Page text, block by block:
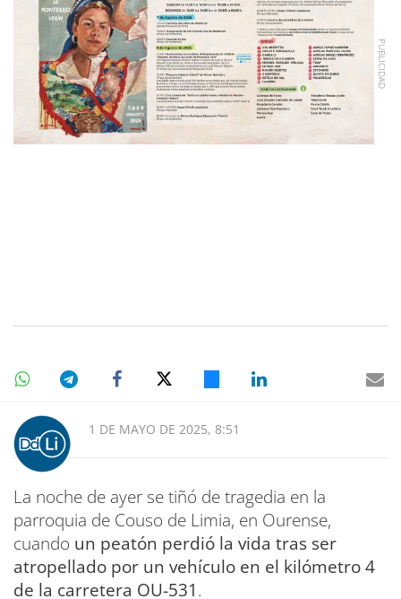
1 DE MAYO DE 2025, 8:51
La noche de ayer se tiñó de tragedia en la
parroquia de Couso de Limia, en Ourense,
cuando un peatón perdió la vida tras ser
atropellado por un vehículo en el kilómetro 4
de la carretera OU-531.